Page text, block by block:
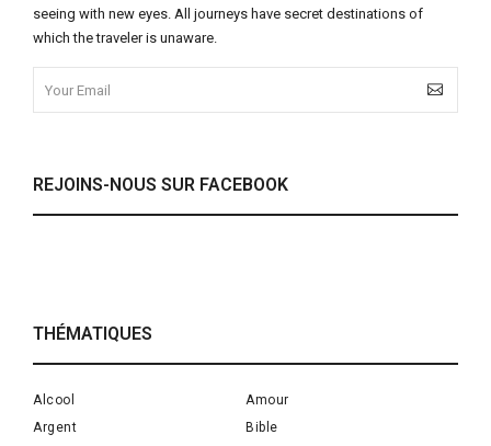
seeing with new eyes. All journeys have secret destinations of
which the traveler is unaware.
REJOINS-NOUS SUR FACEBOOK
THÉMATIQUES
Alcool
Amour
Argent
Bible